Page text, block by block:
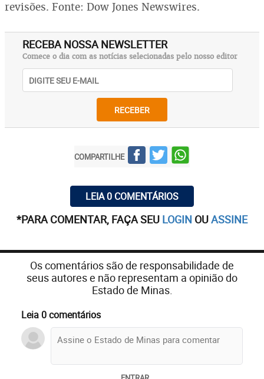
revisões. Fonte: Dow Jones Newswires.
RECEBA NOSSA NEWSLETTER
Comece o dia com as notícias selecionadas pelo nosso editor
RECEBER
COMPARTILHE
LEIA 0 COMENTÁRIOS
*PARA COMENTAR, FAÇA SEU LOGIN OUASSINE
Os comentários são de responsabilidade de
seus autores e não representam a opinião do
Estado de Minas.
Leia 0 comentários